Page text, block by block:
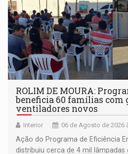
ROLIM DE MOURA:
beneficia 60 famílias com
ventiladores novos
Interior 06 de Agosto de 2026
Ação do Programa de Eficiência
distribuiu cerca de 4 mil lâmpadas